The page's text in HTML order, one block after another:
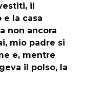
il
la casa
non ancora
mio padre si
e, mentre
il polso, la